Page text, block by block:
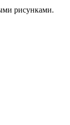
рисунками.